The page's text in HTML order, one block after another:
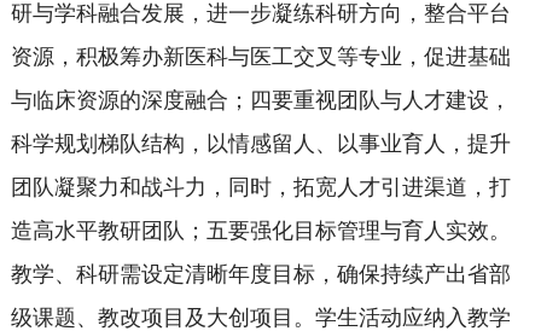
研与学科融合发展，进一步凝练科研方向，整合平台
资源，积极筹办新医科与医工交叉等专业，促进基础
与临床资源的深度融合；四要重视团队与人才建设，
科学规划梯队结构，以情感留人、以事业育人，提升
团队凝聚力和战斗力，同时，拓宽人才引进渠道，打
造高水平教研团队；五要强化目标管理与育人实效。
教学、科研需设定清晰年度目标，确保持续产出省部
级课题、教改项目及大创项目。学生活动应纳入教学